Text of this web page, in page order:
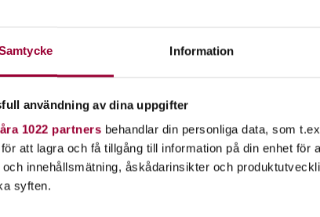
Information
användning av dina uppgifter
1022 partners behandlar din personliga data, som
att lagra och få tillgång till information på din enhet för
och innehållsmätning, åskådarinsikter och
syften.
-
kreativ hobby. Lär dig att
figurmålning
provar du olika tekniker
Låt fantasin flöda och bejaka